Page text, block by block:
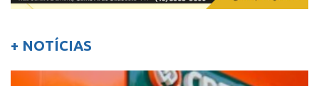
+ NOTÍCIAS